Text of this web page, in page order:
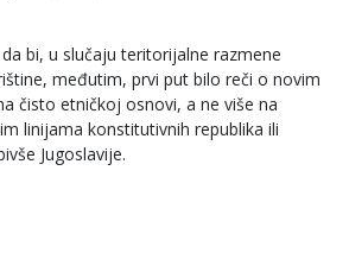
bi, u slučaju teritorijalne razmene
međutim, prvi put bilo reči o novim
čisto etničkoj osnovi, a ne više na
linijama konstitutivnih republika ili
Jugoslavije.